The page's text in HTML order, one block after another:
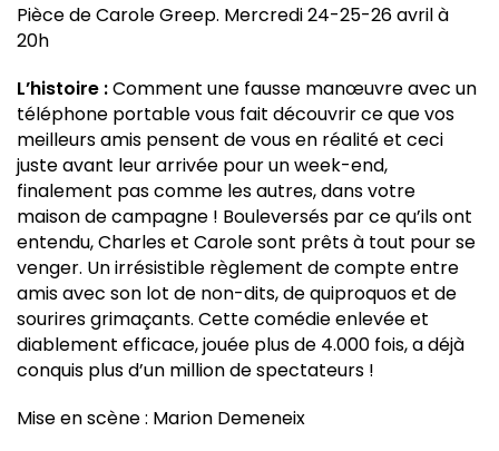
Pièce de Carole Greep. Mercredi 24-25-26 avril à
20h
L’histoire :Comment une fausse manœuvre avec un
téléphone portable vous fait découvrir ce que vos
meilleurs amis pensent de vous en réalité et ceci
juste avant leur arrivée pour un week-end,
finalement pas comme les autres, dans votre
maison de campagne ! Bouleversés par ce qu’ils ont
entendu, Charles et Carole sont prêts à tout pour se
venger. Un irrésistible règlement de compte entre
amis avec son lot de non-dits, de quiproquos et de
sourires grimaçants. Cette comédie enlevée et
diablement efficace, jouée plus de 4.000 fois, a déjà
conquis plus d’un million de spectateurs !
Mise en scène : Marion Demeneix